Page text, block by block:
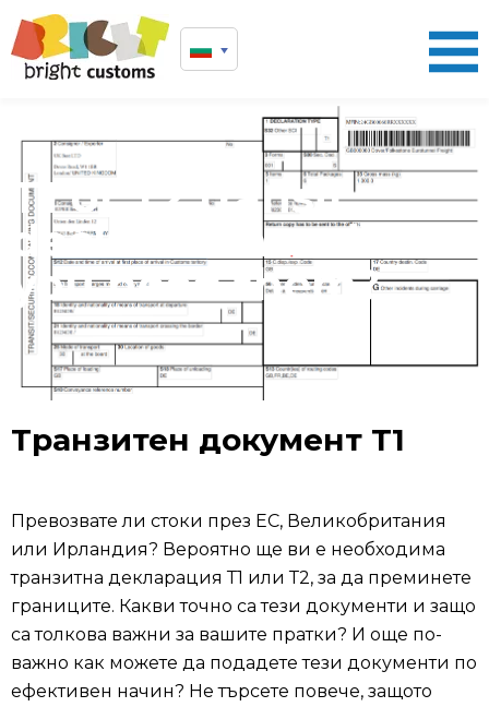
T1 or T2 transit
declarations - do
you need them?
Транзитен документ Т1
Превозвате ли стоки през ЕС, Великобритания
или Ирландия? Вероятно ще ви е необходима
транзитна декларация Т1 или Т2, за да преминете
границите. Какви точно са тези документи и защо
са толкова важни за вашите пратки? И още по-
важно как можете да подадете тези документи по
ефективен начин? Не търсете повече, защото